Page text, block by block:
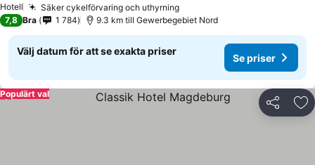
Hotell Säker cykelförvaring och uthyrning
7,8 Bra 1 784 9.3 km till Gewerbegebiet Nord
Välj datum för att se exakta priser
Se priser
Dela
Populärt val